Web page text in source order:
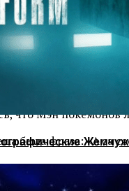
а свекольный фреш
так скажем
тут какой-то Мэн
что Мэн
была фраза: «А за
А кто-то